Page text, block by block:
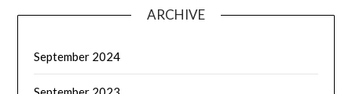
ARCHIVE
September 2024